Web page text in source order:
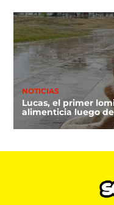
NOTICIAS
Lucas, el primer
alimenticia luego